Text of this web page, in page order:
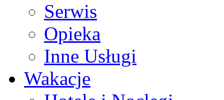
Serwis
Opieka
Inne Usługi
Wakacje